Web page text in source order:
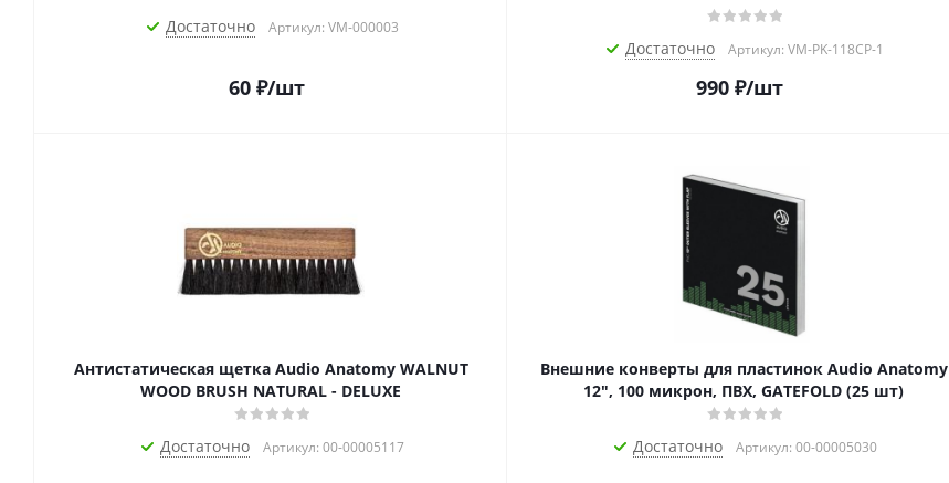
Достаточно Артикул: VM-000003
60 ₽/шт
Достаточно Артикул: VM-PK-118CP-1
990 ₽/шт
Антистатическая щетка Audio Anatomy WALNUT
WOOD BRUSH NATURAL - DELUXE
Достаточно Артикул: 00-00005117
Внешние конверты для пластинок Audio Anatomy
12", 100 микрон, ПВХ, GATEFOLD (25 шт)
Достаточно Артикул: 00-00005030